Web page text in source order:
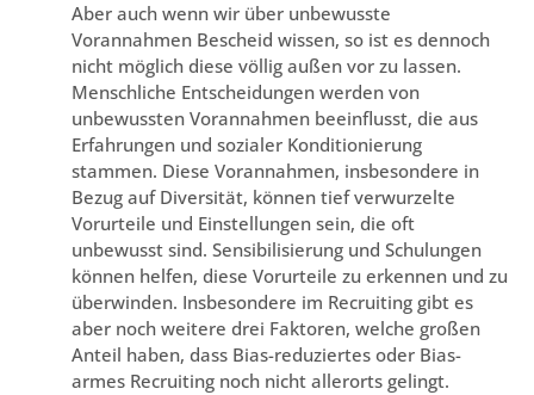
Aber auch wenn wir über unbewusste
Vorannahmen Bescheid wissen, so ist es dennoch
nicht möglich diese völlig außen vor zu lassen.
Menschliche Entscheidungen werden von
unbewussten Vorannahmen beeinflusst, die aus
Erfahrungen und sozialer Konditionierung
stammen. Diese Vorannahmen, insbesondere in
Bezug auf Diversität, können tief verwurzelte
Vorurteile und Einstellungen sein, die oft
unbewusst sind. Sensibilisierung und Schulungen
können helfen, diese Vorurteile zu erkennen und zu
überwinden. Insbesondere im Recruiting gibt es
aber noch weitere drei Faktoren, welche großen
Anteil haben, dass Bias-reduziertes oder Bias-
armes Recruiting noch nicht allerorts gelingt.